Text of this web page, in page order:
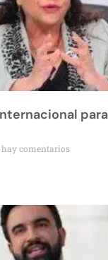
hay comentarios